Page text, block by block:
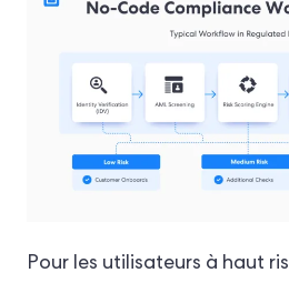
Pour les utilisateurs à haut